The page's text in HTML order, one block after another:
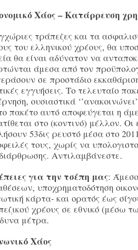
Χάος – Κατάρρευση
τράπεζες και τα
του ελληνικού χρέους, θα
θα είναι αδύνατον να
άμεσα από τον
σε προστάδιο
εγγυήσεις. Το τελευταίο
ουσιαστικά
πακέτο αυτό αποφεύγεται η
στο (κοντινό) μέλλον.
53δις ρευστό μέσα στο
τους, χωρίς να
Αντιλαμβάνεστε.
για την τσέπη μας:
υποχρηματοδότηση
κάρτα- και ορατός έως
χρέους σε εθνικό (μέσω
μέτρα.
Χάος